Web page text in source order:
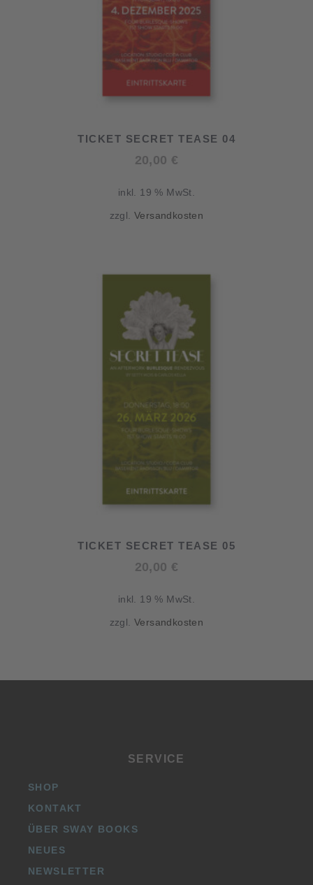
TICKET SECRET TEASE 04
20,00 €
inkl. 19 % MwSt.
zzgl.Versandkosten
TICKET SECRET TEASE 05
20,00 €
inkl. 19 % MwSt.
zzgl.Versandkosten
SERVICE
SHOP
KONTAKT
ÜBER SWAY BOOKS
NEUES
NEWSLETTER